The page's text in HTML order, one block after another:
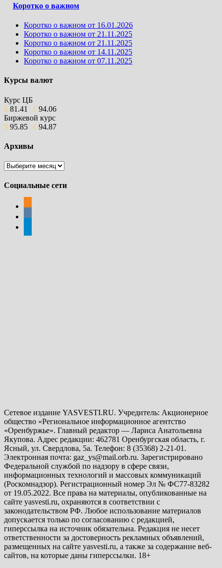
Коротко о важном
Коротко о важном от 16.01.2026
Коротко о важном от 21.11.2025
Коротко о важном от 21.11.2025
Коротко о важном от 14.11.2025
Коротко о важном от 07.11.2025
Курсы валют
Курс ЦБ
$ 81.41 € 94.06
Биржевой курс
$ 95.85 € 94.87
Архивы
Архивы
Социальные сети
Сетевое издание YASVESTI.RU. Учредитель: Акционерное
общество «Региональное информационное агентство
«Оренбуржье». Главный редактор — Лариса Анатольевна
Якупова. Адрес редакции: 462781 Оренбургская область, г.
Ясный, ул. Свердлова, 5а. Телефон: 8 (35368) 2-21-01.
Электронная почта: gaz_ys@mail.orb.ru. Зарегистрировано
Федеральной службой по надзору в сфере связи,
информационных технологий и массовых коммуникаций
(Роскомнадзор). Регистрационный номер Эл № ФС77-83282
от 19.05.2022. Все права на материалы, опубликованные на
сайте yasvesti.ru, охраняются в соответствии с
законодательством РФ. Любое использование материалов
допускается только по согласованию с редакцией,
гиперссылка на источник обязательна. Редакция не несет
ответственности за достоверность рекламных объявлений,
размещенных на сайте yasvesti.ru, а также за содержание веб-
сайтов, на которые даны гиперссылки. 18+